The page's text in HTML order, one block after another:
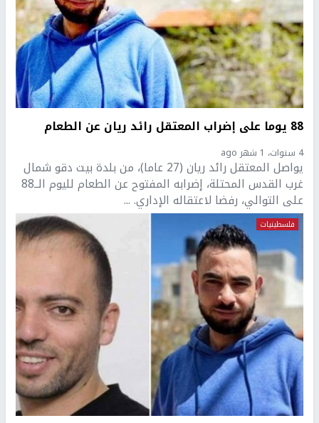
88 يوما على إضراب المعتقل رائد ريان عن الطعام
4 سنوات، 1 شهر ago
يواصل المعتقل رائد ريان (27 عاما)، من بلدة بيت دقو شمال
غرب القدس المحتلة، إضرابه المفتوح عن الطعام لليوم الــ88
على التوالي، رفضا لاعتقاله الإداري. ...
فلسطينيات